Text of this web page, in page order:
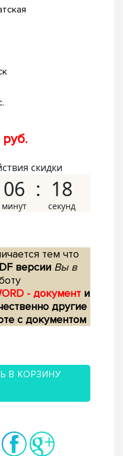
скидки
06 17
тем что
версии Вы в
- документ и
другие
с документом
В КОРЗИНУ